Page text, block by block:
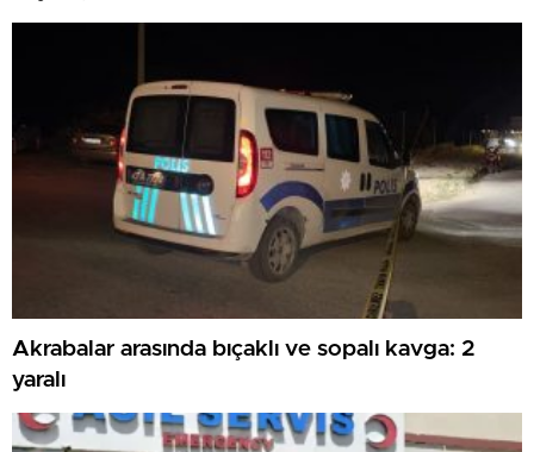
Akrabalar arasında bıçaklı ve sopalı kavga: 2
yaralı